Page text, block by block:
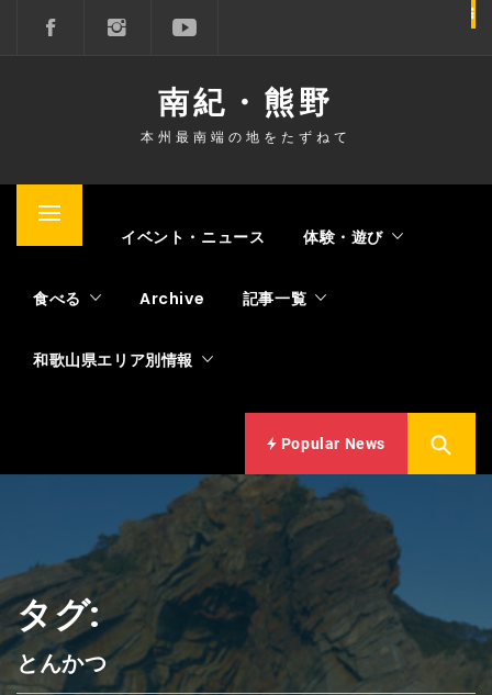
ス
ッ
南紀・熊野
本州最南端の地をたずねて
メ
メ
ュ
イベント・ニュース 体験・遊び
食べる Archive 記事一覧
和歌山県エリア別情報
Popular News
タグ:
とんかつ